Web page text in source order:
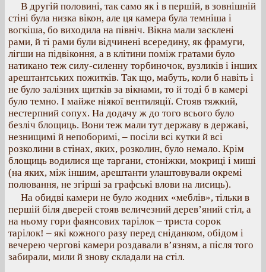
В другій половині, так само як і в першій, в зовнішній
стіні була низка вікон, але ця камера була темніша і
вогкіша, бо виходила на північ. Вікна мали засклені
рами, й ті рами були відчинені всередину, як фрамуги,
лігши на підвіконня, а в клітини поміж гратами було
натикано теж силу-силенну торбиночок, вузликів і інших
арештантських пожитків. Так що, мабуть, коли б навіть і
не було залізних щитків за вікнами, то й тоді б в камері
було темно. І майже ніякої вентиляції. Стояв тяжкий,
нестерпний сопух. На додачу ж до того всього було
безліч блощиць. Вони теж мали тут державу в державі,
незнищимі й непоборимі, – посіли всі кутки й всі
розколини в стінах, яких, розколин, було немало. Крім
блощиць водилися ще таргани, стоніжки, мокриці і миші
(на яких, між іншим, арештанти улаштовували окремі
полювання, не згірші за графські влови на лисиць).
На обидві камери не було жодних «меблів», тільки в
першій біля дверей стояв величезний дерев’яний стіл, а
на ньому гори фаянсових тарілок – триста сорок
тарілок! – які кожного разу перед сніданком, обідом і
вечерею чергові камери роздавали в’язням, а після того
забирали, мили й знову складали на стіл.